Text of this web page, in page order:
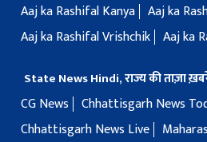
Aaj ka Rashifal Kanya Aaj ka
Aaj ka Rashifal Vrishchik Aaj ka
State News Hindi, राज्य की ताज़ा
CG News
Chhattisgarh News
Chhattisgarh News Live